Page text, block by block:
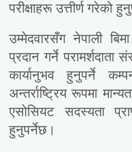
परीक्षाहरू उत्तीर्ण गरेको
उम्मेदवारसँग नेपाली
प्रदान गर्ने परामर्शदाता
कार्यानुभव हुनुपर्ने
अन्तर्राष्ट्रिय रूपमा
एसोसियट सदस्यता
हुनुपर्नेछ।